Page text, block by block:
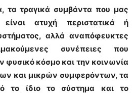
τα τραγικά συμβάντα που μας
είναι ατυχή περιστατικά ή
αλλά αναπόφευκτες
συνέπειες που
κόσμο και την κοινωνία
και μικρών συμφερόντων, τα
το ίδιο το σύστημα και το